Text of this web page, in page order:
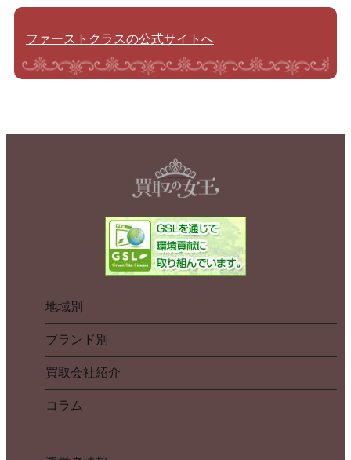
ファーストクラスの公式サイトへ
地域別
ブランド別
買取会社紹介
コラム